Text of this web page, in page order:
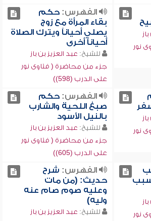
نور
الفهرس:حكم
بقاء المرأة مع زوج
يصلي أحياناً ويترك الصلاة
أحياناً أخرى
للشيخ: عبد العزيز بن باز
جزء من محاضرة ( فتاوى نور
على الدرب (598))
نور
الفهرس:حكم
صبغ اللحية والشارب
بالنيل الأسود
للشيخ: عبد العزيز بن باز
جزء من محاضرة ( فتاوى نور
على الدرب (605))
نور
الفهرس: شرح
حديث: (من مات
وعليه صوم صام عنه
وليه)
للشيخ: عبد العزيز بن باز